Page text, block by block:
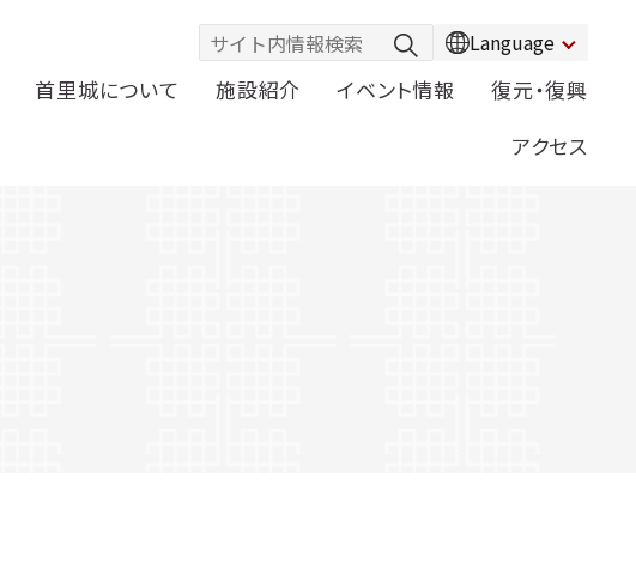
Language
首里城について 施設紹介 イベント情報
復元・復興
アクセス